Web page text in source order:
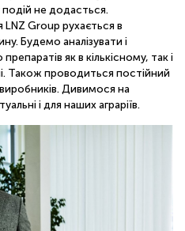
не додасться.
Group рухається в
Будемо аналізувати і
як в кількісному, так і
Також проводиться постійний
Дивимося на
і для наших аграріїв.